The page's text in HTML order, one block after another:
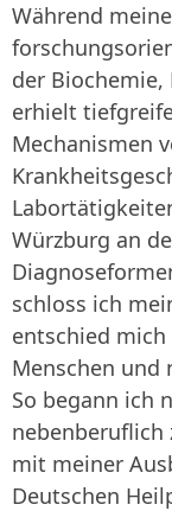
Während
der
erhielt
Mechanismen
Würzburg an
schloss ich
entschied
Menschen und
So begann ich
nebenberuflich
mit meiner
Deutschen